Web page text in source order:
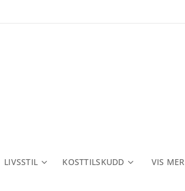
LIVSSTIL KOSTTILSKUDD VIS MER